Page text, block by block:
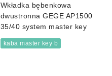
Wkładka bębenkowa
dwustronna GEGE AP1500
35/40 system master key
kaba master key b